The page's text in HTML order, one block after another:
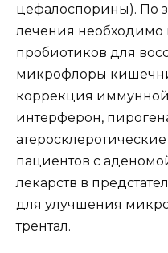
цефалоспорины). По
лечения
пробиотиков для
микрофлоры
коррекция
интерферон,
пациентов с
лекарств в
для улучшения
трентал.